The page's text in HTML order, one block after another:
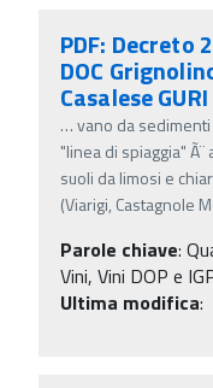
PDF:
DOC
Casalese GURI
…vano da
"linea di spiaggia"
suoli da limosi e
(Viarigi, Castagnole
Parole chiave:
Vini, Vini DOP e
Ultima modifica: